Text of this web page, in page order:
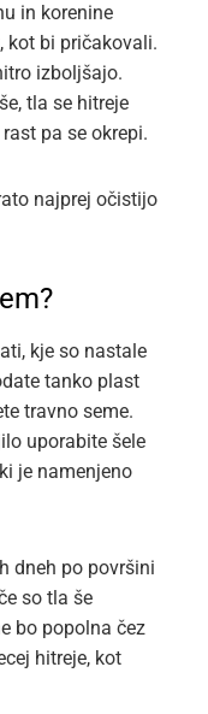
in korenine
kot bi pričakovali.
izboljšajo.
tla se hitreje
pa se okrepi.
najprej očistijo
kje so nastale
tanko plast
travno seme.
uporabite šele
je namenjeno
dneh po površini
so tla še
bo popolna čez
hitreje, kot